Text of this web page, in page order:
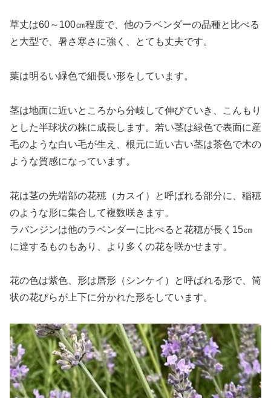
草丈は60～100㎝程度で、他のラベンダーの品種と比べる
と大型で、暑さ寒さに強く、とても丈夫です。
葉は明るい緑色で細長い形をしています。
茎は地面に近いところから分岐して伸びていき、こんもり
とした半球状の株に成長します。若い茎は緑色で表面に産
毛のような白い毛が生え、根元に近い古い茎は茶色で木の
ような質感になっています。
花は茎の先端部の花穂（カスイ）と呼ばれる部分に、稲穂
のような形に集合して複数咲きます。
ラバンジンは他のラベンダーに比べると花穂が長く15㎝
に達するものもあり、より多くの花を咲かせます。
花の色は紫色、形は唇形（シンケイ）と呼ばれる形で、筒
状の花びらが上下に分かれた形をしています。